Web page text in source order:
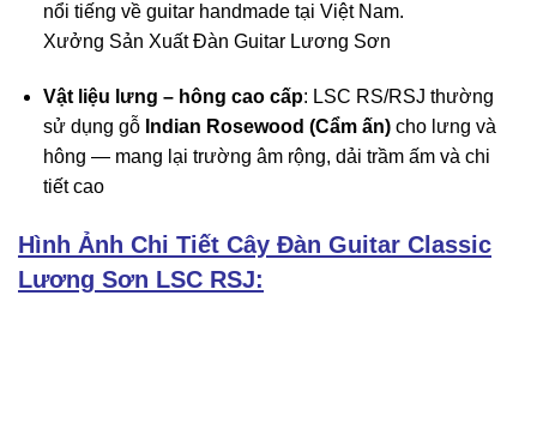
nổi tiếng về guitar handmade tại Việt Nam.
Xưởng Sản Xuất Đàn Guitar Lương Sơn
Vật liệu lưng – hông cao cấp: LSC RS/RSJ thường
sử dụng gỗ Indian Rosewood (Cẩm ấn)cho lưng và
hông — mang lại trường âm rộng, dải trầm ấm và chi
tiết cao
Hình Ảnh Chi Tiết Cây Đàn Guitar Classic
Lương Sơn LSC RSJ: